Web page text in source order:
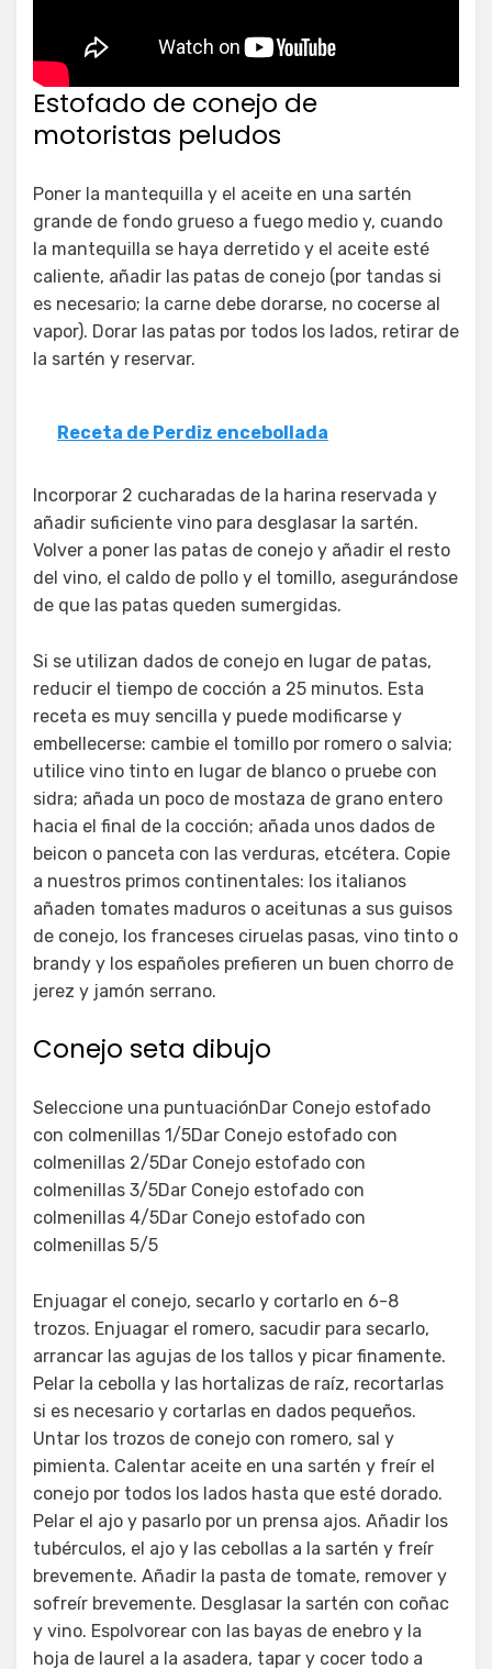
Estofado de conejo de
motoristas peludos
Poner la mantequilla y el aceite en una sartén
grande de fondo grueso a fuego medio y, cuando
la mantequilla se haya derretido y el aceite esté
caliente, añadir las patas de conejo (por tandas si
es necesario; la carne debe dorarse, no cocerse al
vapor). Dorar las patas por todos los lados, retirar de
la sartén y reservar.
Receta de Perdiz encebollada
Incorporar 2 cucharadas de la harina reservada y
añadir suficiente vino para desglasar la sartén.
Volver a poner las patas de conejo y añadir el resto
del vino, el caldo de pollo y el tomillo, asegurándose
de que las patas queden sumergidas.
Si se utilizan dados de conejo en lugar de patas,
reducir el tiempo de cocción a 25 minutos. Esta
receta es muy sencilla y puede modificarse y
embellecerse: cambie el tomillo por romero o salvia;
utilice vino tinto en lugar de blanco o pruebe con
sidra; añada un poco de mostaza de grano entero
hacia el final de la cocción; añada unos dados de
beicon o panceta con las verduras, etcétera. Copie
a nuestros primos continentales: los italianos
añaden tomates maduros o aceitunas a sus guisos
de conejo, los franceses ciruelas pasas, vino tinto o
brandy y los españoles prefieren un buen chorro de
jerez y jamón serrano.
Conejo seta dibujo
Seleccione una puntuaciónDar Conejo estofado
con colmenillas 1/5Dar Conejo estofado con
colmenillas 2/5Dar Conejo estofado con
colmenillas 3/5Dar Conejo estofado con
colmenillas 4/5Dar Conejo estofado con
colmenillas 5/5
Enjuagar el conejo, secarlo y cortarlo en 6-8
trozos. Enjuagar el romero, sacudir para secarlo,
arrancar las agujas de los tallos y picar finamente.
Pelar la cebolla y las hortalizas de raíz, recortarlas
si es necesario y cortarlas en dados pequeños.
Untar los trozos de conejo con romero, sal y
pimienta. Calentar aceite en una sartén y freír el
conejo por todos los lados hasta que esté dorado.
Pelar el ajo y pasarlo por un prensa ajos. Añadir los
tubérculos, el ajo y las cebollas a la sartén y freír
brevemente. Añadir la pasta de tomate, remover y
sofreír brevemente. Desglasar la sartén con coñac
y vino. Espolvorear con las bayas de enebro y la
hoja de laurel a la asadera, tapar y cocer todo a